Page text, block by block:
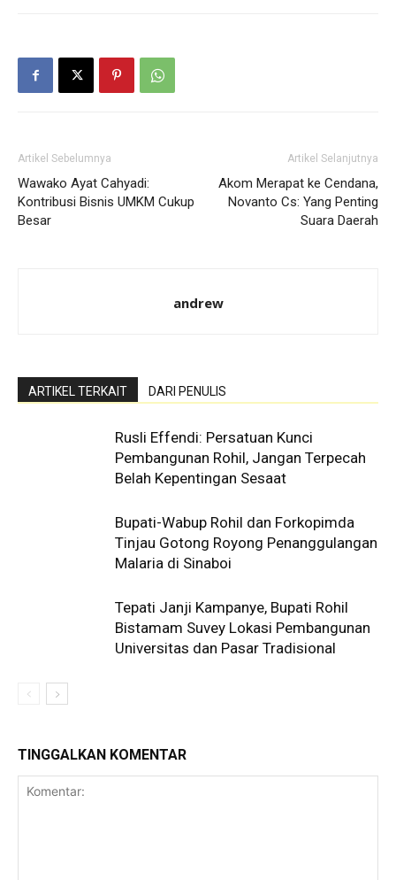
Artikel Sebelumnya
Wawako Ayat Cahyadi:
Kontribusi Bisnis UMKM Cukup
Besar
Artikel Selanjutnya
Akom Merapat ke Cendana,
Novanto Cs: Yang Penting
Suara Daerah
andrew
ARTIKEL TERKAIT DARI PENULIS
Rusli Effendi: Persatuan Kunci
Pembangunan Rohil, Jangan Terpecah
Belah Kepentingan Sesaat
Bupati-Wabup Rohil dan Forkopimda
Tinjau Gotong Royong Penanggulangan
Malaria di Sinaboi
Tepati Janji Kampanye, Bupati Rohil
Bistamam Suvey Lokasi Pembangunan
Universitas dan Pasar Tradisional
TINGGALKAN KOMENTAR